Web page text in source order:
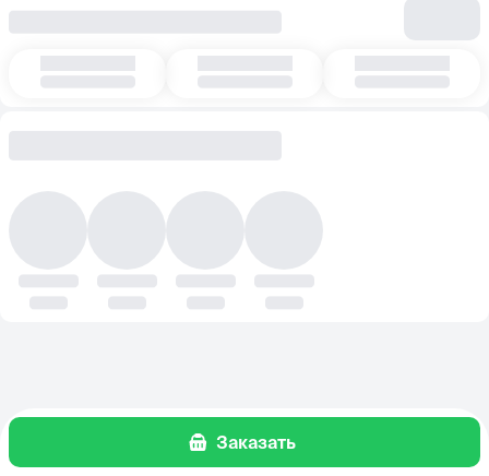
Заказать